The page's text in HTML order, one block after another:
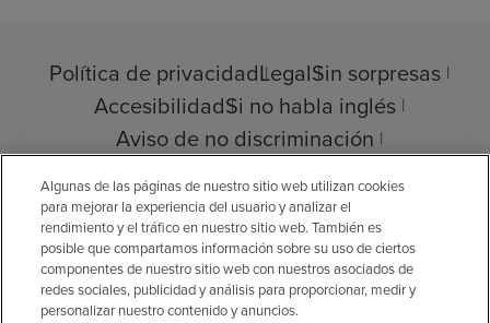
Política de privacidadLegalSin sorpresas
AccesibilidadSi no habla inglés
Aviso de no discriminación
Cumplimiento de los proveedores
© 2026 Encompass Health Corporation
Preferencias de cookies
Algunas de las páginas de nuestro sitio web utilizan cookies
para mejorar la experiencia del usuario y analizar el
rendimiento y el tráfico en nuestro sitio web. También es
posible que compartamos información sobre su uso de ciertos
componentes de nuestro sitio web con nuestros asociados de
redes sociales, publicidad y análisis para proporcionar, medir y
personalizar nuestro contenido y anuncios.